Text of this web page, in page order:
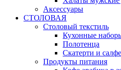
Аксессуары
СТОЛОВАЯ
Столовый текстиль
Кухонные
Полотенца
Скатерти и
Продукты питания